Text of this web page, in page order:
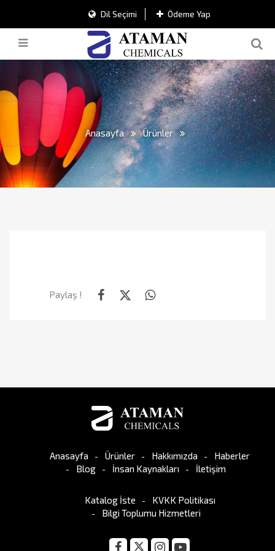
Dil Seçimi Ödeme Yap
Anasayfa Ürünler
Paylaş !
Anasayfa Ürünler Hakkımızda
Haberler
Blog
İnsan Kaynakları İletişim
Katalog İste
KVKK Politikası
Bilgi Toplumu Hizmetleri